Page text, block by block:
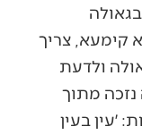
קימעא, צריך
ולדעת
נזכה מתוך
׳עין בעין